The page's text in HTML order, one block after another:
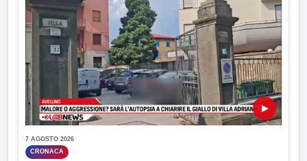
▶
7 AGOSTO 2026
CRONACA